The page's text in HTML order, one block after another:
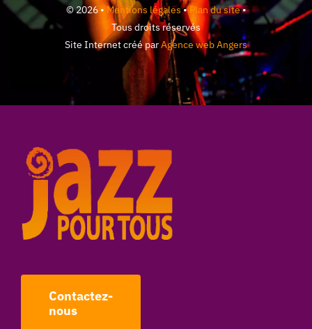
© 2026 •Mentions légales•Plan du site•
Tous droits réservés
Site Internet créé parAgence web Angers
Contactez-
nous